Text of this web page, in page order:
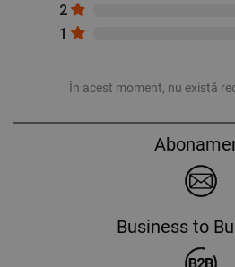
2
1
În acest moment, nu există
Business to